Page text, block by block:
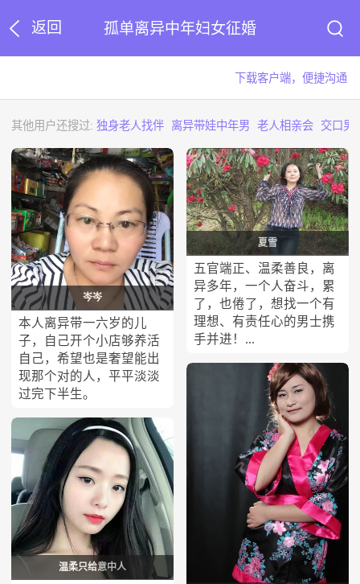
返回 孤单离异中年妇女征婚
下载客户端，便捷沟通
其他用户还搜过:独身老人找伴 离异带娃中年男 老人相亲会 交口男
岑岑
本人离异带一六岁的儿
子，自己开个小店够养活
自己，希望也是奢望能出
现那个对的人，平平淡淡
过完下半生。
温柔只给意中人
夏雪
五官端正、温柔善良，离
异多年，一个人奋斗，累
了，也倦了，想找一个有
理想、有责任心的男士携
手并进！...